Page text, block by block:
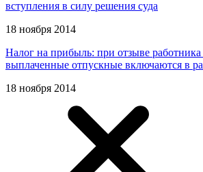
вступления в силу решения суда
18 ноября 2014
Налог на прибыль: при отзыве работника
выплаченные отпускные включаются в
18 ноября 2014